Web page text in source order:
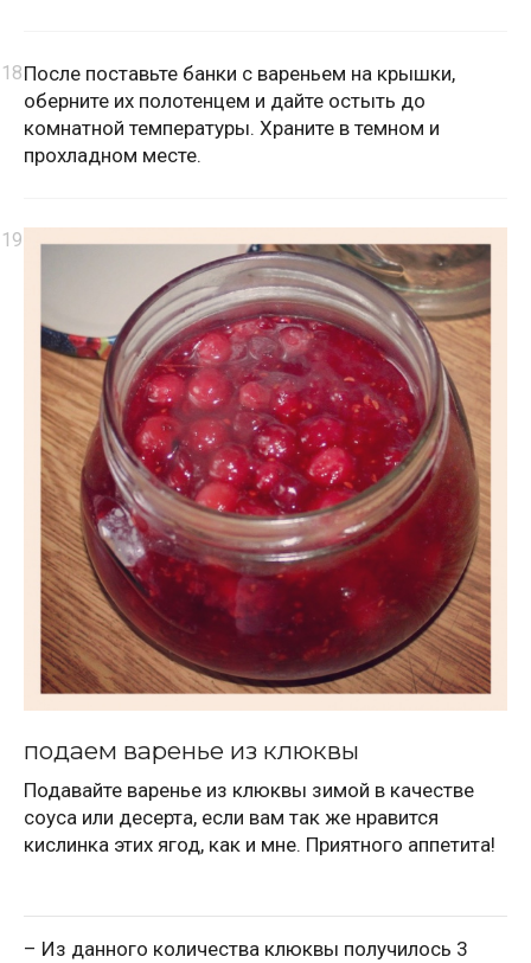
После поставьте банки с вареньем на крышки,
оберните их полотенцем и дайте остыть до
комнатной температуры. Храните в темном и
прохладном месте.
подаем варенье из клюквы
Подавайте варенье из клюквы зимой в качестве
соуса или десерта, если вам так же нравится
кислинка этих ягод, как и мне. Приятного аппетита!
– Из данного количества клюквы получилось 3